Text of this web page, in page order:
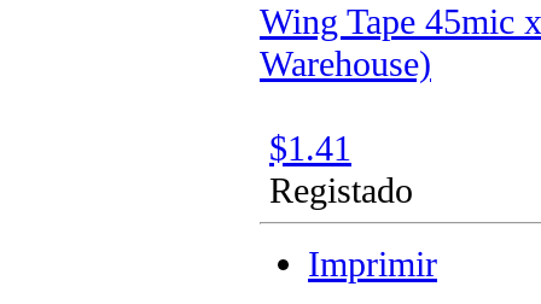
Wing Tape 45mic
Warehouse)
$1.41
Registado
Imprimir